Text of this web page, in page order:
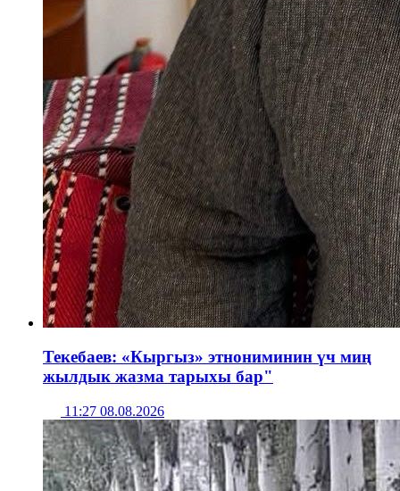
Текебаев: «Кыргыз» этнониминин үч миң
жылдык жазма тарыхы бар"
11:27 08.08.2026